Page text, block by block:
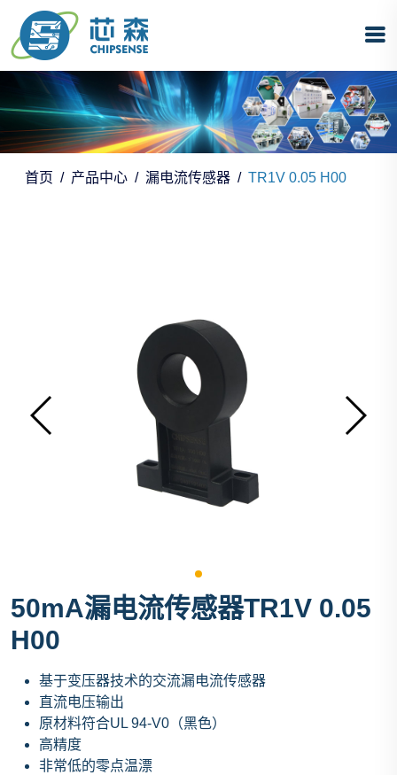
首页 产品中心 漏电流传感器 TR1V 0.05 H00
50mA漏电流传感器TR1V 0.05
H00
基于变压器技术的交流漏电流传感器
直流电压输出
原材料符合UL 94-V0（黑色）
高精度
非常低的零点温漂